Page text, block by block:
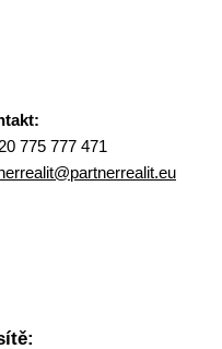
775 777 471
partnerrealit.eu